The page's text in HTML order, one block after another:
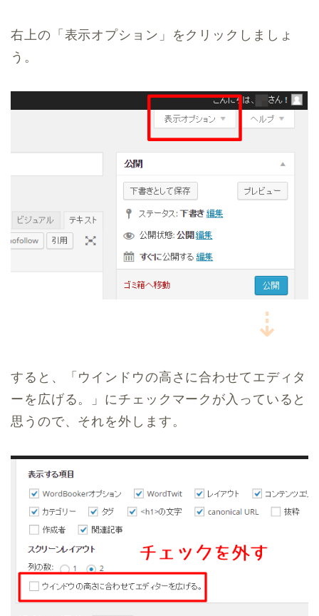
右上の「表示オプション」をクリックしましょ
う。
⇣
すると、「ウインドウの高さに合わせてエディタ
ーを広げる。」にチェックマークが入っていると
思うので、それを外します。